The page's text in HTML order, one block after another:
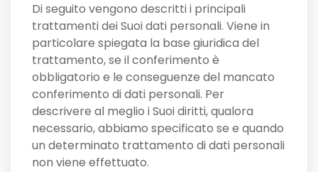
Di seguito vengono descritti i principali
trattamenti dei Suoi dati personali. Viene in
particolare spiegata la base giuridica del
trattamento, se il conferimento è
obbligatorio e le conseguenze del mancato
conferimento di dati personali. Per
descrivere al meglio i Suoi diritti, qualora
necessario, abbiamo specificato se e quando
un determinato trattamento di dati personali
non viene effettuato.